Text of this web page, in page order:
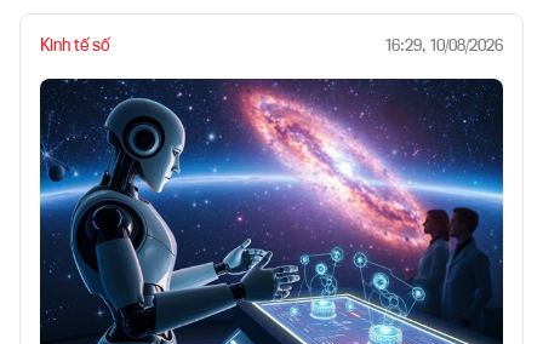
Kinh tế số 16:29, 10/08/2026